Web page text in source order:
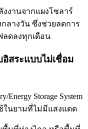
งานจากแผงโซลาร์
ลางวัน ซึ่งช่วยลดการ
ลดลงทุกเดือน
สระแบบไม่เชื่อม
Storage System
ในยามที่ไม่มีแสงแดด